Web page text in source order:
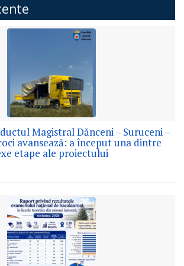
Magistral Dănceni – Suruceni –
avansează: a început una dintre
etape ale proiectului